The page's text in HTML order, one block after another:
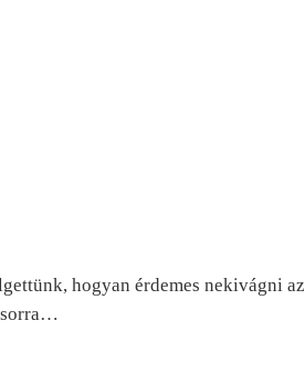
hogyan érdemes nekivágni az
sorra…